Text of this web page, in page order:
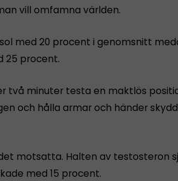
vill omfamna världen.
med 20 procent i genomsnitt
25 procent.
två minuter testa en maktlös
och hålla armar och händer
motsatta. Halten av testo­steron
med 15 procent.